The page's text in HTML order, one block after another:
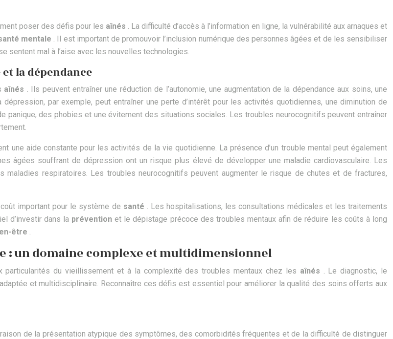
poser des défis pour les aînés . La difficulté d’accès à l’information en ligne, la vulnérabilité aux arnaques et
mentale . Il est important de promouvoir l’inclusion numérique des personnes âgées et de les sensibiliser
sentent mal à l’aise avec les nouvelles technologies.
la dépendance
aînés . Ils peuvent entraîner une réduction de l’autonomie, une augmentation de la dépendance aux soins, une
par exemple, peut entraîner une perte d’intérêt pour les activités quotidiennes, une diminution de
panique, des phobies et une évitement des situations sociales. Les troubles neurocognitifs peuvent entraîner
une aide constante pour les activités de la vie quotidienne. La présence d’un trouble mental peut également
âgées souffrant de dépression ont un risque plus élevé de développer une maladie cardiovasculaire. Les
maladies respiratoires. Les troubles neurocognitifs peuvent augmenter le risque de chutes et de fractures,
important pour le système de santé . Les hospitalisations, les consultations médicales et les traitements
d’investir dans la préventionet le dépistage précoce des troubles mentaux afin de réduire les coûts à long
être .
: un domaine complexe et multidimensionnel
du vieillissement et à la complexité des troubles mentaux chez les aînés . Le diagnostic, le
et multidisciplinaire. Reconnaître ces défis est essentiel pour améliorer la qualité des soins offerts aux
de la présentation atypique des symptômes, des comorbidités fréquentes et de la difficulté de distinguer